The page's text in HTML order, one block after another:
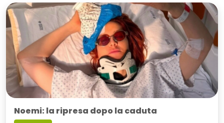
Noemi: la ripresa dopo la caduta